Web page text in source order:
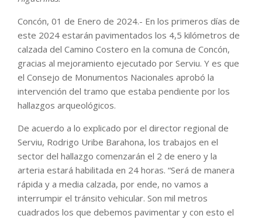
Concón, 01 de Enero de 2024.- En los primeros días de
este 2024 estarán pavimentados los 4,5 kilómetros de
calzada del Camino Costero en la comuna de Concón,
gracias al mejoramiento ejecutado por Serviu. Y es que
el Consejo de Monumentos Nacionales aprobó la
intervención del tramo que estaba pendiente por los
hallazgos arqueológicos.
De acuerdo a lo explicado por el director regional de
Serviu, Rodrigo Uribe Barahona, los trabajos en el
sector del hallazgo comenzarán el 2 de enero y la
arteria estará habilitada en 24 horas. “Será de manera
rápida y a media calzada, por ende, no vamos a
interrumpir el tránsito vehicular. Son mil metros
cuadrados los que debemos pavimentar y con esto el